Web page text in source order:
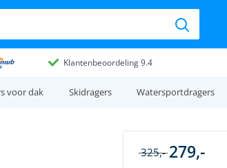
Klantenbeoordeling 9.4
voor dak Skidragers Watersportdragers
325,- 279,-